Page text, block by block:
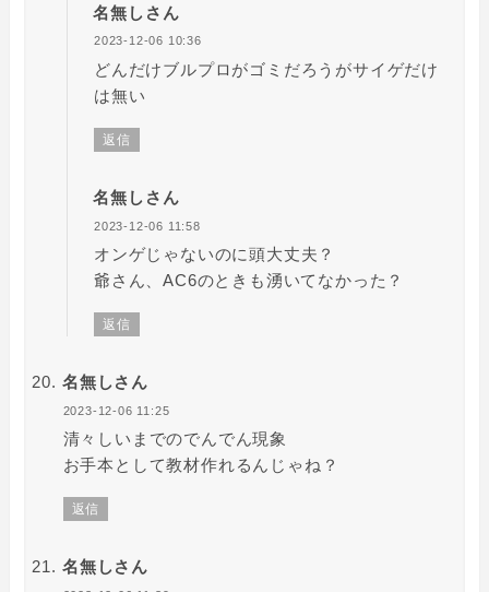
名無しさん
2023-12-06 10:36
どんだけブルプロがゴミだろうがサイゲだけ
は無い
返信
名無しさん
2023-12-06 11:58
オンゲじゃないのに頭大丈夫？
爺さん、AC6のときも湧いてなかった？
返信
名無しさん
2023-12-06 11:25
清々しいまでのでんでん現象
お手本として教材作れるんじゃね？
返信
名無しさん